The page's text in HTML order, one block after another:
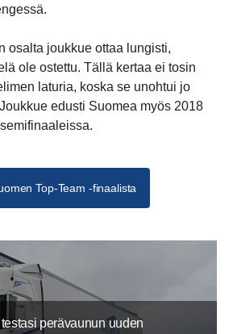
osalta joukkue ottaa lungisti,
ole ostettu. Tällä kertaa ei tosin
laturia, koska se unohtui jo
edusti Suomea myös 2018
Top-Team -finaalista
perävaunun uuden